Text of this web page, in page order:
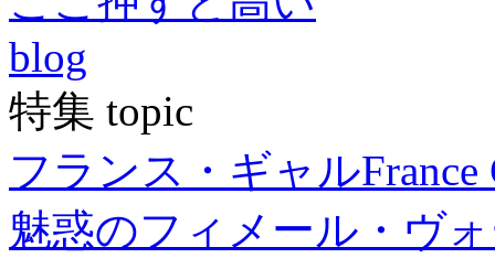
blog
特集 topic
フランス・ギャルFrance
魅惑のフィメール・ヴ